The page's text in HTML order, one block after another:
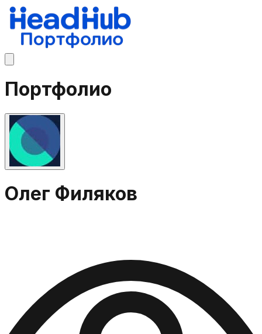
Портфолио
Олег Филяков